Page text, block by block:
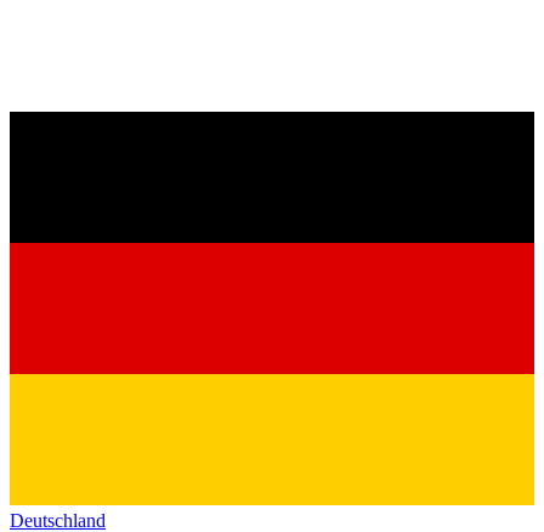
Deutschland